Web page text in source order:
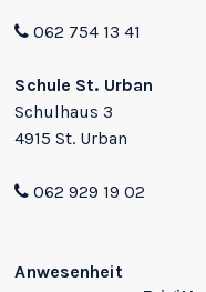
062 754 13 41
Schule St. Urban
Schulhaus 3
4915 St. Urban
062 929 19 02
Anwesenheit